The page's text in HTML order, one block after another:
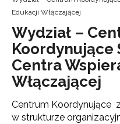
Edukacji Włączającej
Wydział –
Koordynujące
Centra
Włączającej
Centrum Koordynujące
w strukturze